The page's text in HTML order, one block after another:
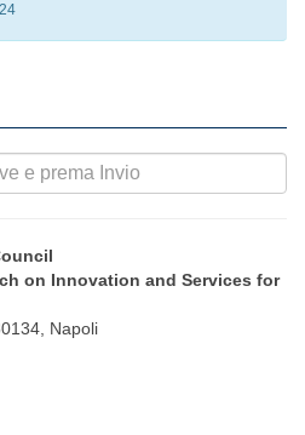
on Innovation and Services for
Napoli